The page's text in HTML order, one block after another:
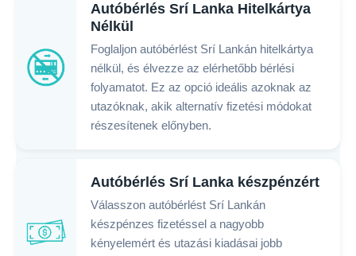
Autóbérlés Srí Lanka Hitelkártya
Nélkül
Foglaljon autóbérlést Srí Lankán hitelkártya
nélkül, és élvezze az elérhetőbb bérlési
folyamatot. Ez az opció ideális azoknak az
utazóknak, akik alternatív fizetési módokat
részesítenek előnyben.
Autóbérlés Srí Lanka készpénzért
Válasszon autóbérlést Srí Lankán
készpénzes fizetéssel a nagyobb
kényelemért és utazási kiadásai jobb